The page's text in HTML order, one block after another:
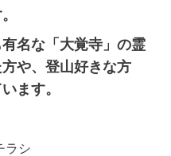
有名な「大覚寺」の霊
や、登山好きな方
ます。
ラシ